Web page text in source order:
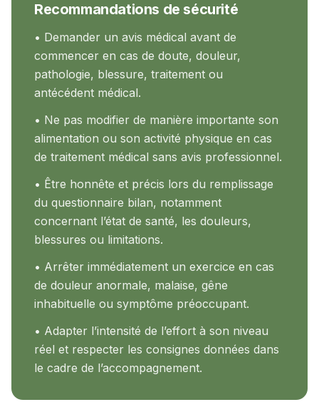
Recommandations de sécurité
• Demander un avis médical avant de
commencer en cas de doute, douleur,
pathologie, blessure, traitement ou
antécédent médical.
• Ne pas modifier de manière importante son
alimentation ou son activité physique en cas
de traitement médical sans avis professionnel.
• Être honnête et précis lors du remplissage
du questionnaire bilan, notamment
concernant l’état de santé, les douleurs,
blessures ou limitations.
• Arrêter immédiatement un exercice en cas
de douleur anormale, malaise, gêne
inhabituelle ou symptôme préoccupant.
• Adapter l’intensité de l’effort à son niveau
réel et respecter les consignes données dans
le cadre de l’accompagnement.